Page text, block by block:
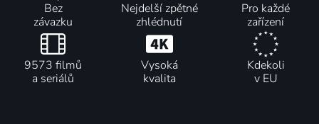
Bez
závazku
Nejdelší zpětné
zhlédnutí
Pro každé
zařízení
9573 filmů
a seriálů
Vysoká
kvalita
Kdekoli
v EU